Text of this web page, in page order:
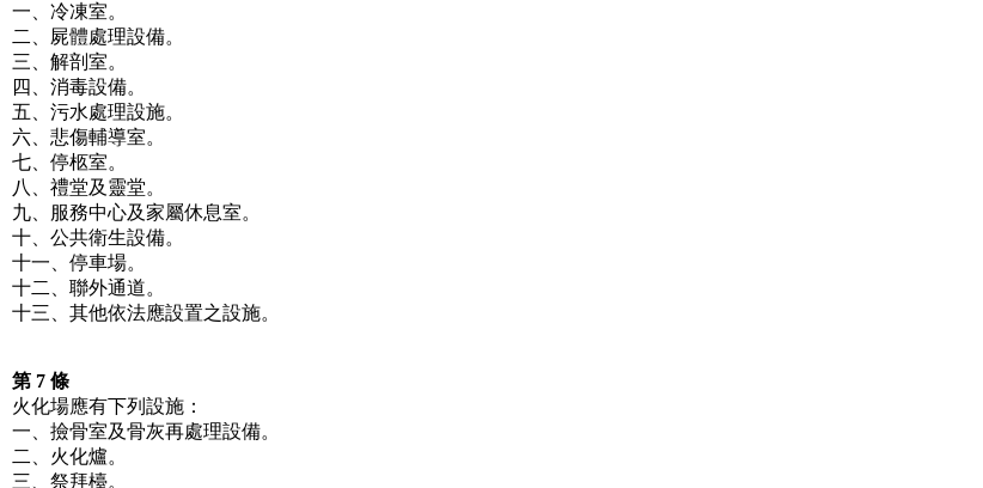
一、冷凍室。
二、屍體處理設備。
三、解剖室。
四、消毒設備。
五、污水處理設施。
六、悲傷輔導室。
七、停柩室。
八、禮堂及靈堂。
九、服務中心及家屬休息室。
十、公共衛生設備。
十一、停車場。
十二、聯外通道。
十三、其他依法應設置之設施。
第 7 條
火化場應有下列設施：
一、撿骨室及骨灰再處理設備。
二、火化爐。
三、祭拜檯。